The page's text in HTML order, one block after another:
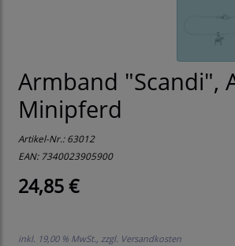
Armband "Scandi",
Minipferd
Artikel-Nr.:63012
EAN: 7340023905900
24,85 €
inkl. 19,00 % MwSt., zzgl. Versandkosten